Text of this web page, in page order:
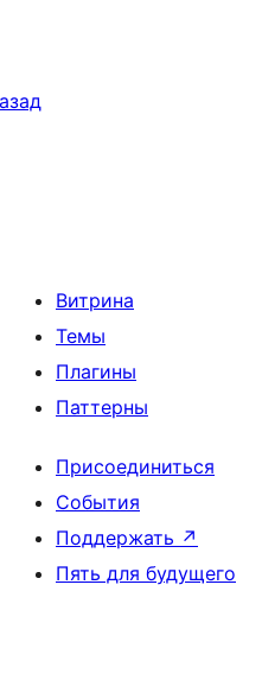
Витрина
Темы
Плагины
Паттерны
Присоединиться
События
Поддержать ↗
Пять для будущего